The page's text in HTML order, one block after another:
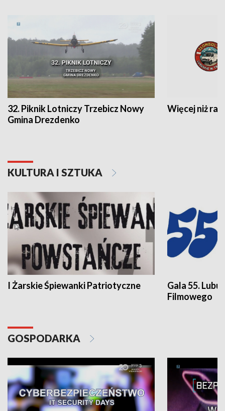
32. Piknik Lotniczy Trzebicz Nowy
Gmina Drezdenko
Więcej niż rajd
KULTURA I SZTUKA
I Żarskie Śpiewanki Patriotyczne
Gala 55.
Filmowego
GOSPODARKA